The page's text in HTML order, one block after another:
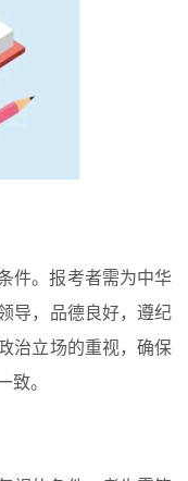
件。报考者需为中华
导，品德良好，遵纪
治立场的重视，确保
。